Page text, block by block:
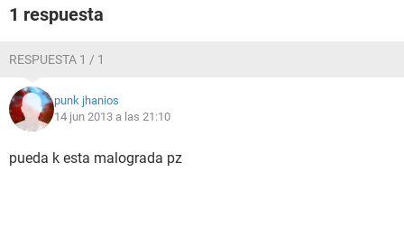
1 respuesta
RESPUESTA 1 / 1
punk jhanios
14 jun 2013 a las 21:10
pueda k esta malograda pz